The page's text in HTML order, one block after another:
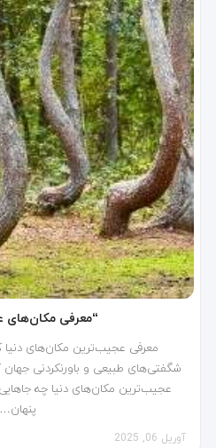
برنامه‌ریزی سفر خود استفاده کنید.
برای کسب اطلاعات
تلفن02138479تماس
“معرفی مکان‌های
معرفی عجیب‌ترین مکان‌های دنیا
شگفتی‌های طبیعی و باورنکردنی جهان
عجیب‌ترین مکان‌های دنیا چه
پنهان…
آوریل 06, 2025